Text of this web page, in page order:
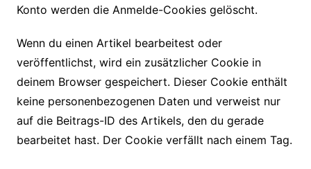
Konto werden die Anmelde-Cookies gelöscht.
Wenn du einen Artikel bearbeitest oder
veröffentlichst, wird ein zusätzlicher Cookie in
deinem Browser gespeichert. Dieser Cookie enthält
keine personenbezogenen Daten und verweist nur
auf die Beitrags-ID des Artikels, den du gerade
bearbeitet hast. Der Cookie verfällt nach einem Tag.